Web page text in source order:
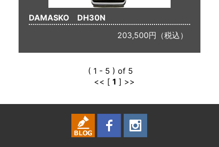
DAMASKO DH30N
203,500円（税込）
( 1 - 5 ) of 5
<< [1 ] >>